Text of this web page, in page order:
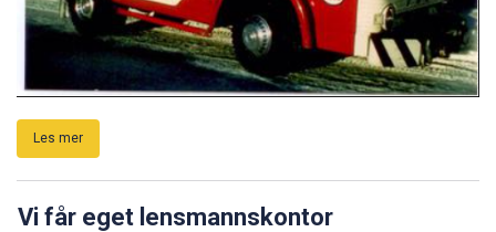
Les mer
Vi får eget lensmannskontor